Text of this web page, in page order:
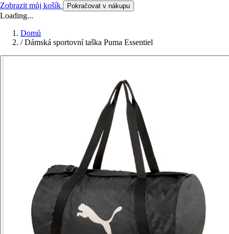
Zobrazit můj košík Pokračovat v nákupu
Loading...
Domů
/ Dámská sportovní taška Puma Essentiel